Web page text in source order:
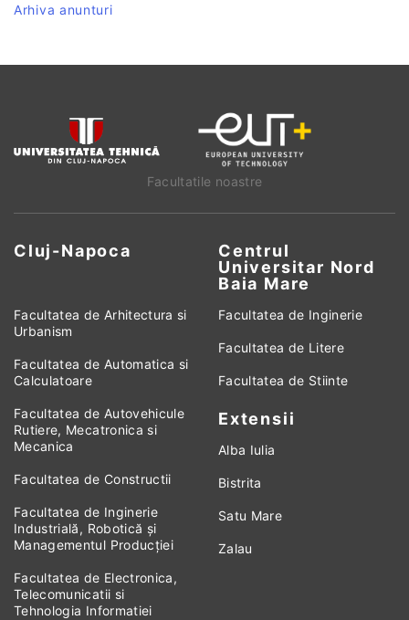
Arhiva anunturi
Facultatile noastre
Cluj-Napoca
Centrul
Universitar Nord
Baia Mare
Facultatea de Arhitectura si
Urbanism
Facultatea de Automatica si
Calculatoare
Facultatea de Autovehicule
Rutiere, Mecatronica si
Mecanica
Facultatea de Constructii
Facultatea de Inginerie
Industrială, Robotică și
Managementul Producției
Facultatea de Electronica,
Telecomunicatii si
Tehnologia Informatiei
Facultatea de Inginerie
Facultatea de Litere
Facultatea de Stiinte
Extensii
Alba Iulia
Bistrita
Satu Mare
Zalau